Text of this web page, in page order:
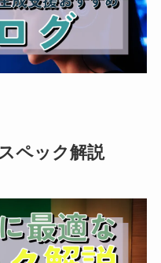
ペック解説